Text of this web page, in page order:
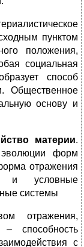
пунктом
положения,
социальная
способ
Общественное
основу и
материи.
эволюции форм
отражения
и условные
системы
отражения,
способность
с